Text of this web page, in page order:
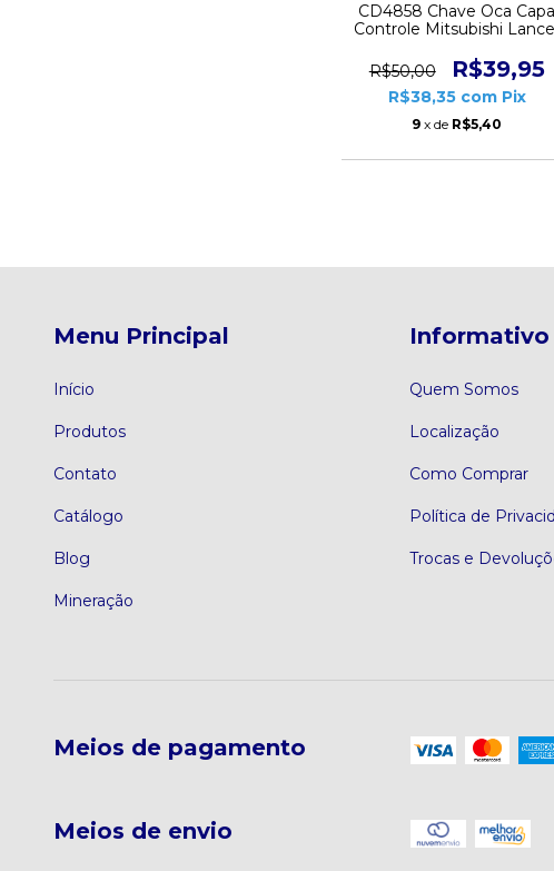
CD4858 Chave Oca Capa
Controle Mitsubishi
Lamina Lado Direito
R$50,00 R$39,95
R$38,35 com Pix
9 x de R$5,40
Menu Principal
Início
Produtos
Contato
Catálogo
Blog
Mineração
Informativo
Quem Somos
Localização
Como Comprar
Política de
Trocas e
Meios de pagamento
Meios de envio